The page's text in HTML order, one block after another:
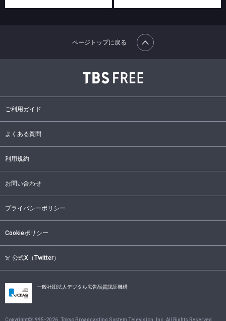
ご利用ガイド
よくある質問
利用規約
お問い合わせ
プライバシーポリシー
Cookieポリシー
公式X（Twitter）
ページトップに戻る
一般社団法人デジタル広告品質認証機構
Copyright©1995-2026 , Tokyo Broadcasting System Television, Inc. All Rights Reserved.